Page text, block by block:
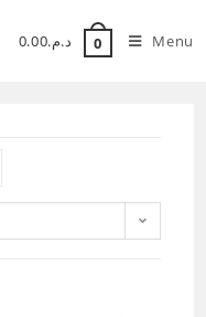
د.م.0.00 0 Menu